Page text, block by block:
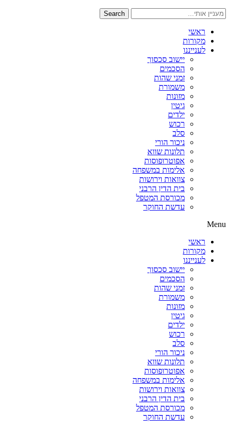
Search
ראשי
מקורות
לענייננו
יישוב סכסוך
הסכמים
זמני שהות
משמורת
מזונות
גיטין
ילדים
רכוש
סלב
ניכור הורי
תלונות שווא
אפוטרופוסות
אלימות במשפחה
צוואות וירושות
בית הדין הרבני
מכורסת המטפל
עדשת החוקר
Menu
ראשי
מקורות
לענייננו
יישוב סכסוך
הסכמים
זמני שהות
משמורת
מזונות
גיטין
ילדים
רכוש
סלב
ניכור הורי
תלונות שווא
אפוטרופוסות
אלימות במשפחה
צוואות וירושות
בית הדין הרבני
מכורסת המטפל
עדשת החוקר